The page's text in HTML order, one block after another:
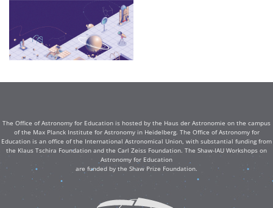
The Office of Astronomy for Education is hosted by the Haus der Astronomie on the campus
of the Max Planck Institute for Astronomy in Heidelberg. The Office of Astronomy for
Education is an office of the International Astronomical Union, with substantial funding from
the Klaus Tschira Foundation and the Carl Zeiss Foundation. The Shaw-IAU Workshops on
Astronomy for Education
are funded by the Shaw Prize Foundation.